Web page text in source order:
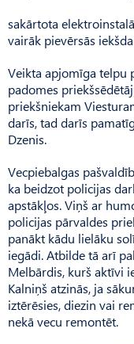
sakārtota
vairāk pievērsās
Veikta apjomīga telpu
padomes
priekšniekam
darīs, tad darīs
Dzenis.
Vecpiebalgas
ka beidzot policijas
apstākļos. Viņš ar
policijas pārvaldes
panākt kādu lielāku
iegādi. Atbilde tā arī
Melbārdis, kurš aktīvi
Kalniņš atzinās, ja
iztērēsies, diezin vai
nekā vecu remontēt.